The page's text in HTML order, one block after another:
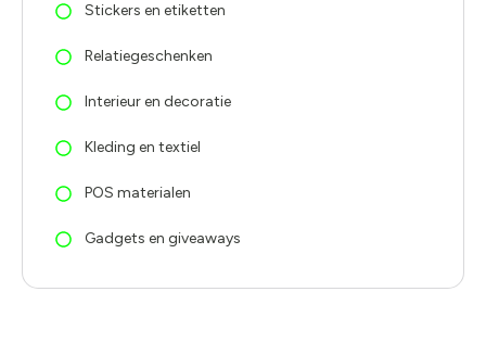
Stickers en etiketten
Relatiegeschenken
Interieur en decoratie
Kleding en textiel
POS materialen
Gadgets en giveaways